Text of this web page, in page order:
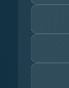
Than
N